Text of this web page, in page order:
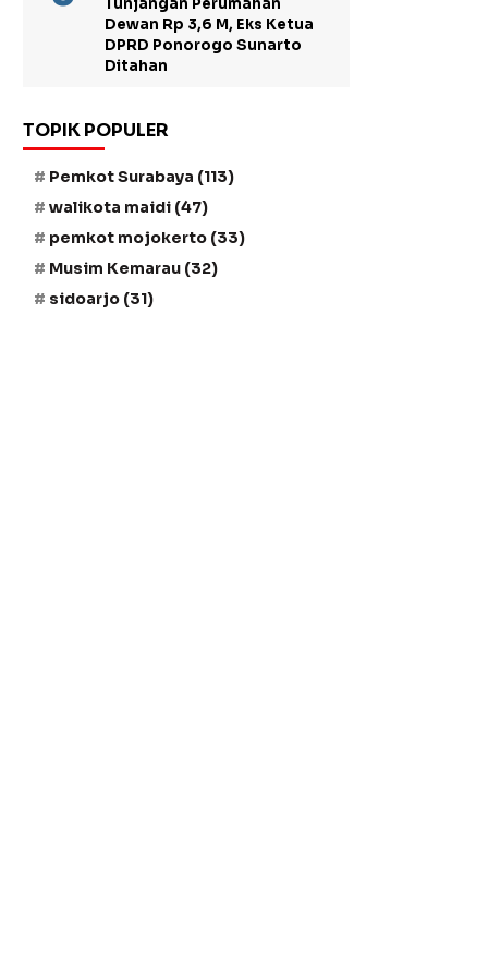
Dewan Rp 3,6 M, Eks Ketua
DPRD Ponorogo Sunarto
Ditahan
TOPIK POPULER
Pemkot Surabaya (113)
walikota maidi (47)
pemkot mojokerto (33)
Musim Kemarau (32)
sidoarjo (31)